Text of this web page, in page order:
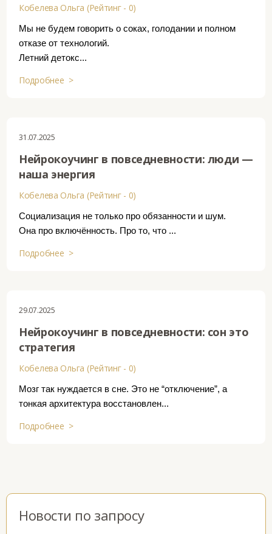
Кобелева Ольга (Рейтинг - 0)
Мы не будем говорить о соках, голодании и полном
отказе от технологий.
Летний детокс...
Подробнее >
31.07.2025
Нейрокоучинг в повседневности: люди —
наша энергия
Кобелева Ольга (Рейтинг - 0)
Социализация не только про обязанности и шум.
Она про включённость. Про то, что ...
Подробнее >
29.07.2025
Нейрокоучинг в повседневности: сон это
стратегия
Кобелева Ольга (Рейтинг - 0)
Мозг так нуждается в сне. Это не “отключение”, а
тонкая архитектура восстановлен...
Подробнее >
Новости по запросу